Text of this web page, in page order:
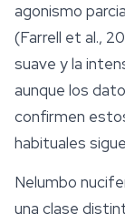
agonismo
(Farrell et al.,
suave y la
aunque los
confirmen
habituales
Nelumbo
una clase